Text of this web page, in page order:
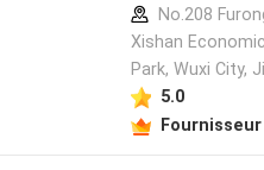
No.208
Xishan
Park, Wuxi City,
5.0